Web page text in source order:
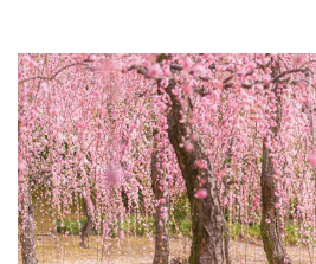
b
o
o
k
itt
er
e